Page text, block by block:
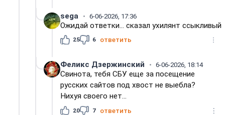
sega 6-06-2026, 17:36
Ожидай ответки... сказал ухилянт ссыкливый
25 6 ответить
Феликс Дзержинский 6-06-2026, 18:14
Свинота, тебя СБУ еще за посещение
русских сайтов под хвост не выебла?
Нихуя своего нет...
20 7 ответить